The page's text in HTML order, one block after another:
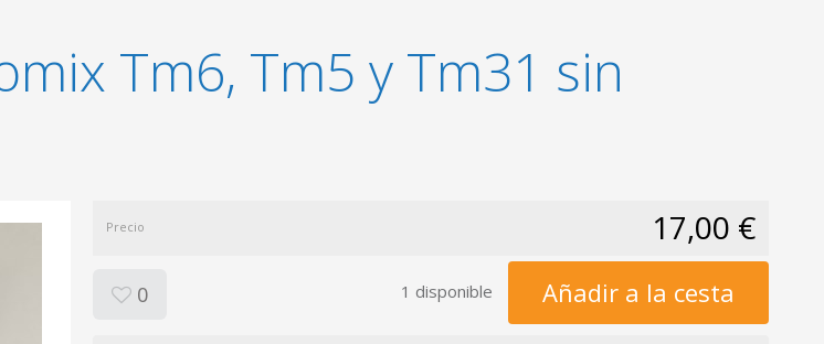
Tm6, Tm5 y Tm31 sin
Precio 17,00 €
0 1 disponible Añadir a la cesta